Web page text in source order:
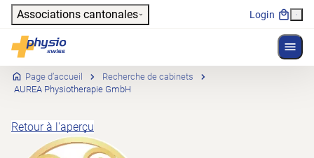
Header
Associations cantonales Login
Physioswiss
Navigation principale
Page d’accueil
Recherche de cabinets
AUREA Physiotherapie GmbH
Retour à l'aperçu